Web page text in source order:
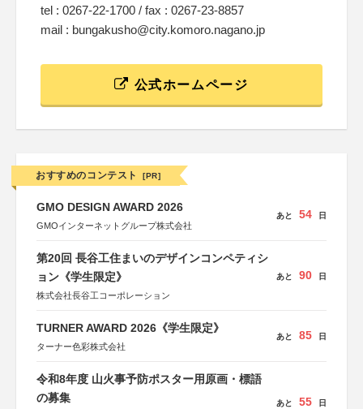
tel : 0267-22-1700 / fax : 0267-23-8857
mail : bungakusho@city.komoro.nagano.jp
公式ホームページ
おすすめのコンテスト [PR]
GMO DESIGN AWARD 2026
GMOインターネットグループ株式会社
あと 54 日
第20回 長谷工住まいのデザインコンペティシ
ョン《学生限定》
株式会社長谷工コーポレーション
あと 90 日
TURNER AWARD 2026《学生限定》
ターナー色彩株式会社
あと 85 日
令和8年度 山火事予防ポスター用原画・標語
の募集
あと 55 日